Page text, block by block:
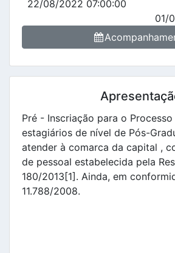
22/08/2022 07:00:00
01/
Pré - Inscriação para o
estagiários de nível de Pós-
atender à comarca da capital ,
de pessoal estabelecida pela
180/2013[1]. Ainda, em
11.788/2008.